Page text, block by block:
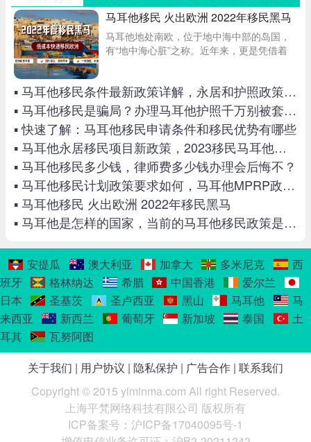
马耳他移民 火出欧洲 2022年移民黑马
马耳他地处南欧，位于地中海中部的岛国，
有“地中海心脏”之称。近年来，更是凭借着
呢？马耳他永居申请条件及要求？租房与买
房移民区别
▪ 马耳他移民条件最新政策详解，永居和护照政策皆有变化！
▪ 马耳他移民是骗局？办理马耳他护照千万别被套路了！
▪ 快速了解：马耳他移民申请条件和移民优势有哪些
▪ 马耳他永居移民项目新政策，2023移民马耳他最新攻略
▪ 马耳他移民多少钱，律师费多少钱办理会后悔不？
▪ 马耳他移民计划政策要求如何，马耳他MPRP政策详解
▪ 马耳他移民 火出欧洲 2022年移民黑马
▪ 马耳他是怎样的国家，当前的马耳他移民政策是怎么规定的？
安提瓜 澳大利亚 加拿大 多米尼克
西
班牙
格林纳达 希腊 中国香港
爱尔兰
日本
圣基茨 圣卢西亚 黑山 马耳他
马
来西亚
新西兰 葡萄牙 新加坡 泰国
土
耳其
瓦努阿图
关于我们 | 用户协议 | 隐私保护 | 广告合作 | 联系我们
Copyright © 2015 yiminma.com All right Reserved.
上海平梵网络科技有限公司 版权所有
ICP备案号：沪ICP备17040095号-1